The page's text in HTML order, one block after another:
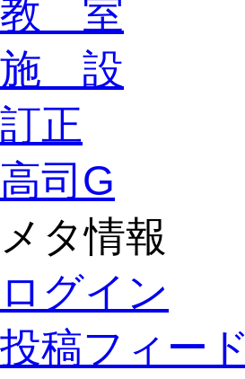
教 室
施 設
訂正
高司G
メタ情報
ログイン
投稿フィード